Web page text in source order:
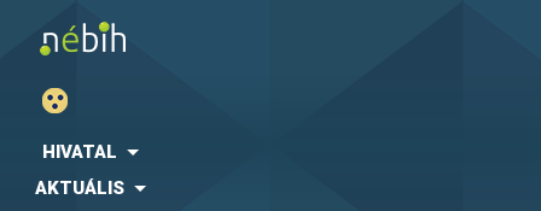
HIVATAL
AKTUÁLIS